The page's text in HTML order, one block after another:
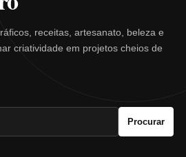
receitas, artesanato, beleza e
criatividade em projetos cheios de
Procurar